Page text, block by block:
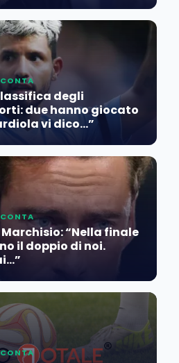
degli
due hanno giocato
vi dico…”
“Nella finale
il doppio di noi.